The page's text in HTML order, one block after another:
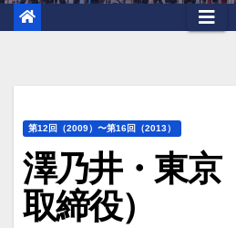
第12回（2009）〜第16回（2013）
澤乃井・東京
取締役）